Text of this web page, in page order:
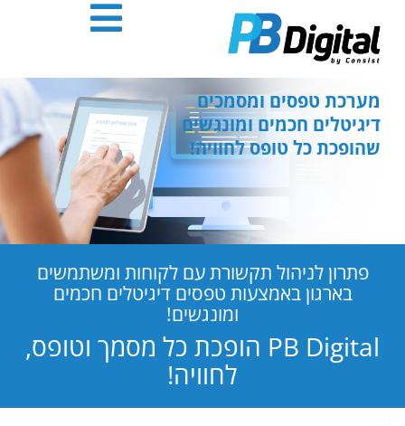
אנטר
מערכת טפסים ומסמכים
דיגיטלים חכמים ומונגשים
שהופכת כל טופס לחוויה!
פתרון לניהול תקשורת עם לקוחות ומשתמשים
בארגון באמצעות טפסים דיגיטלים חכמים
ומונגשים!
PB Digital הופכת כל מסמך וטופס,
לחוויה!